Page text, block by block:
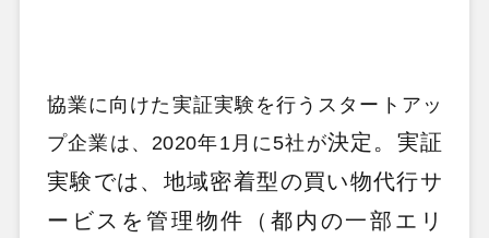
協業に向けた実証実験を行うスタートアッ
プ企業は、2020年1月に5社が決定。実証
実験では、地域密着型の買い物代行サ
ービスを管理物件（都内の一部エリ